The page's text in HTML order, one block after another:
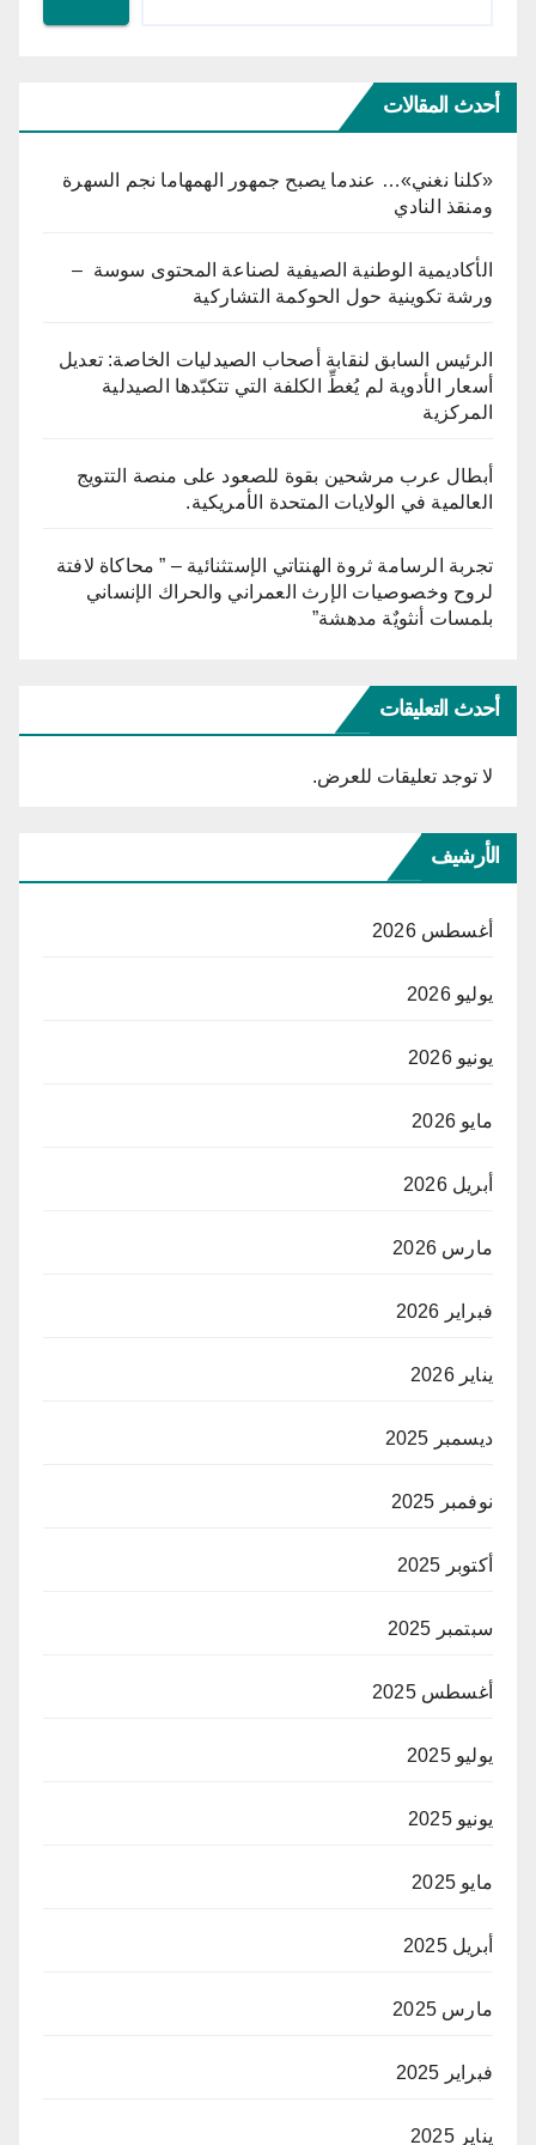
أحدث المقالات
«كلنا نغني»… عندما يصبح جمهور الهمهاما نجم السهرة
ومنقذ النادي
الأكاديمية الوطنية الصيفية لصناعة المحتوى سوسة –
ورشة تكوينية حول الحوكمة التشاركية
الرئيس السابق لنقابة أصحاب الصيدليات الخاصة: تعديل
أسعار الأدوية لم يُغطِّ الكلفة التي تتكبّدها الصيدلية
المركزية
أبطال عرب مرشحين بقوة للصعود على منصة التتويج
العالمية في الولايات المتحدة الأمريكية.
تجربة الرسامة ثروة الهنتاتي الإستثنائية – ” محاكاة لافتة
لروح وخصوصيات الإرث العمراني والحراك الإنساني
بلمسات أنثويٌة مدهشة”
أحدث التعليقات
لا توجد تعليقات للعرض.
الأرشيف
أغسطس 2026
يوليو 2026
يونيو 2026
مايو 2026
أبريل 2026
مارس 2026
فبراير 2026
يناير 2026
ديسمبر 2025
نوفمبر 2025
أكتوبر 2025
سبتمبر 2025
أغسطس 2025
يوليو 2025
يونيو 2025
مايو 2025
أبريل 2025
مارس 2025
فبراير 2025
يناير 2025